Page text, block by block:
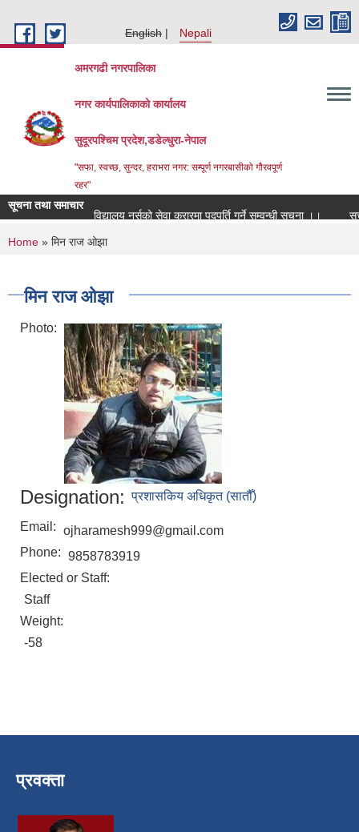
English
Nepali
अमरगढी नगरपालिका
नगर कार्यपालिकाको कार्यालय
सुदूरपश्चिम प्रदेश,डडेल्धुरा-नेपाल
"सफा, स्वच्छ, सुन्दर, हराभरा नगर: सम्पूर्ण नगरबासीको गौरवपूर्ण
रहर"
सूचना तथा समाचार
विद्यालय नर्सको सेवा करारमा पदपूर्ति गर्ने सम्वन्धी सूचना ।।
You are here
Home » मिन राज ओझा
मिन राज ओझा
Photo:
Designation: प्रशासकिय अधिकृत (सातौँ)
Email: ojharamesh999@gmail.com
Phone: 9858783919
Elected or Staff:
Staff
Weight:
-58
प्रवक्ता